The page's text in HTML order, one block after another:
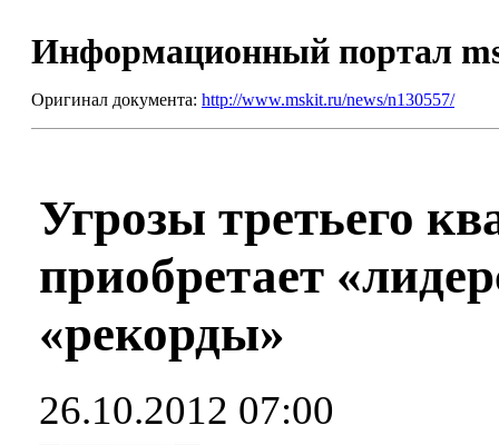
Информационный портал
Оригинал документа: http://www.mskit.ru/news/n130557/
Угрозы третьего
приобретает
«рекорды»
26.10.2012 07:00